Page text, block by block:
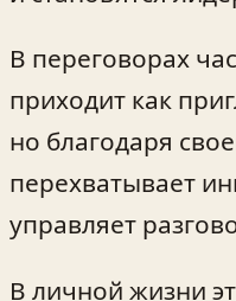
В переговорах
приходит как
но благодаря
перехватывает
управляет
В личной жизни